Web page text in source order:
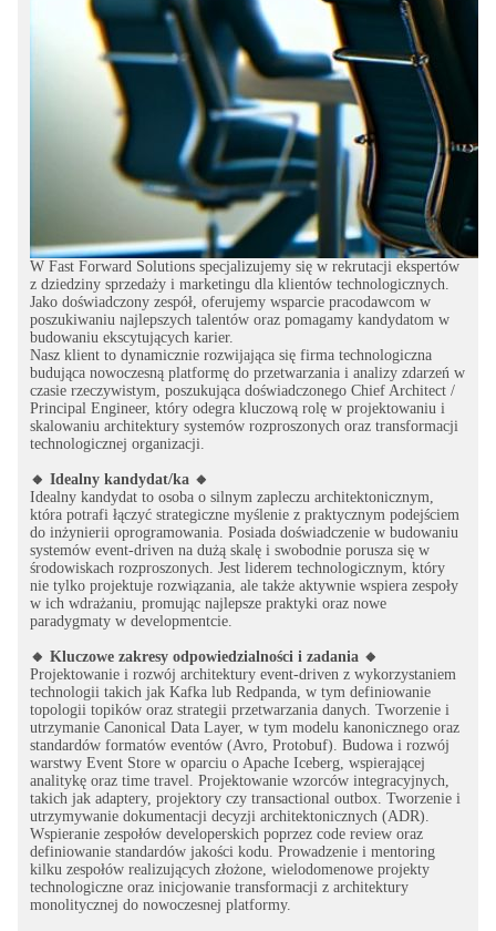
W Fast Forward Solutions specjalizujemy się w rekrutacji ekspertów
z dziedziny sprzedaży i marketingu dla klientów technologicznych.
Jako doświadczony zespół, oferujemy wsparcie pracodawcom w
poszukiwaniu najlepszych talentów oraz pomagamy kandydatom w
budowaniu ekscytujących karier.
Nasz klient to dynamicznie rozwijająca się firma technologiczna
budująca nowoczesną platformę do przetwarzania i analizy zdarzeń w
czasie rzeczywistym, poszukująca doświadczonego Chief Architect /
Principal Engineer, który odegra kluczową rolę w projektowaniu i
skalowaniu architektury systemów rozproszonych oraz transformacji
technologicznej organizacji.
🔸 Idealny kandydat/ka 🔸
Idealny kandydat to osoba o silnym zapleczu architektonicznym,
która potrafi łączyć strategiczne myślenie z praktycznym podejściem
do inżynierii oprogramowania. Posiada doświadczenie w budowaniu
systemów event-driven na dużą skalę i swobodnie porusza się w
środowiskach rozproszonych. Jest liderem technologicznym, który
nie tylko projektuje rozwiązania, ale także aktywnie wspiera zespoły
w ich wdrażaniu, promując najlepsze praktyki oraz nowe
paradygmaty w developmentcie.
🔸 Kluczowe zakresy odpowiedzialności i zadania 🔸
Projektowanie i rozwój architektury event-driven z wykorzystaniem
technologii takich jak Kafka lub Redpanda, w tym definiowanie
topologii topików oraz strategii przetwarzania danych. Tworzenie i
utrzymanie Canonical Data Layer, w tym modelu kanonicznego oraz
standardów formatów eventów (Avro, Protobuf). Budowa i rozwój
warstwy Event Store w oparciu o Apache Iceberg, wspierającej
analitykę oraz time travel. Projektowanie wzorców integracyjnych,
takich jak adaptery, projektory czy transactional outbox. Tworzenie i
utrzymywanie dokumentacji decyzji architektonicznych (ADR).
Wspieranie zespołów developerskich poprzez code review oraz
definiowanie standardów jakości kodu. Prowadzenie i mentoring
kilku zespołów realizujących złożone, wielodomenowe projekty
technologiczne oraz inicjowanie transformacji z architektury
monolitycznej do nowoczesnej platformy.